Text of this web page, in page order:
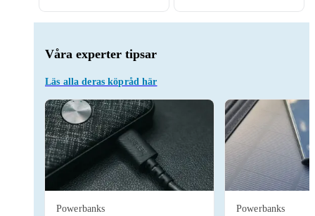
Våra experter tipsar
Läs alla deras köpråd här
Powerbanks Powerbanks